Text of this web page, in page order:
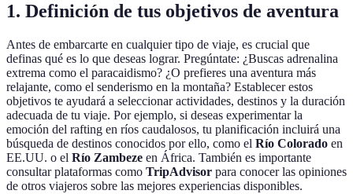
1. Definición de tus objetivos de aventura
Antes de embarcarte en cualquier tipo de viaje, es crucial que
definas qué es lo que deseas lograr. Pregúntate: ¿Buscas adrenalina
extrema como el paracaidismo? ¿O prefieres una aventura más
relajante, como el senderismo en la montaña? Establecer estos
objetivos te ayudará a seleccionar actividades, destinos y la duración
adecuada de tu viaje. Por ejemplo, si deseas experimentar la
emoción del rafting en ríos caudalosos, tu planificación incluirá una
búsqueda de destinos conocidos por ello, como el Río Colorado en
EE.UU. o el Río Zambeze en África. También es importante
consultar plataformas como TripAdvisor para conocer las opiniones
de otros viajeros sobre las mejores experiencias disponibles.